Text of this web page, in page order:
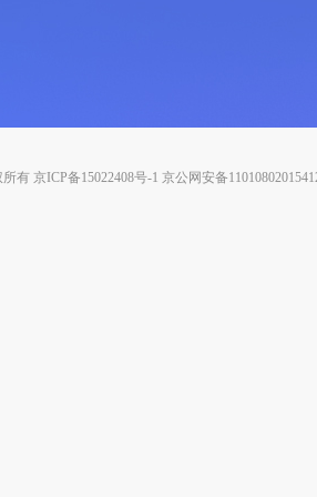
有 京ICP备15022408号-1 京公网安备